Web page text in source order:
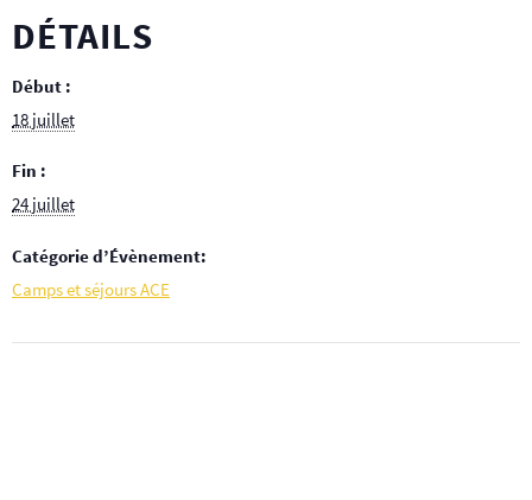
DÉTAILS
Début :
18 juillet
Fin :
24 juillet
Catégorie d’Évènement:
Camps et séjours ACE